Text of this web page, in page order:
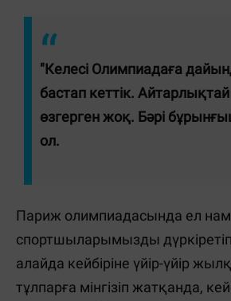
"Келесі Олимпиадаға
бастап кеттік.
өзгерген жоқ. Бәрі
ол.
Париж олимпиадасында ел
спортшыларымызды
алайда кейбіріне үйір-үйір
тұлпарға мінгізіп жатқанда,